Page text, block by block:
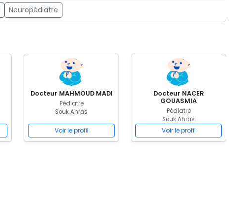
Neuropédiatre
Docteur MAHMOUD MADI
Pédiatre
Souk Ahras
Voir le profil
Docteur NACER
GOUASMIA
Pédiatre
Souk Ahras
Voir le profil